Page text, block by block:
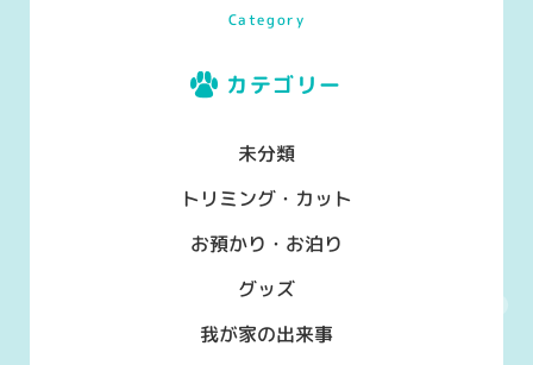
Category
カテゴリー
未分類
トリミング・カット
お預かり・お泊り
グッズ
我が家の出来事